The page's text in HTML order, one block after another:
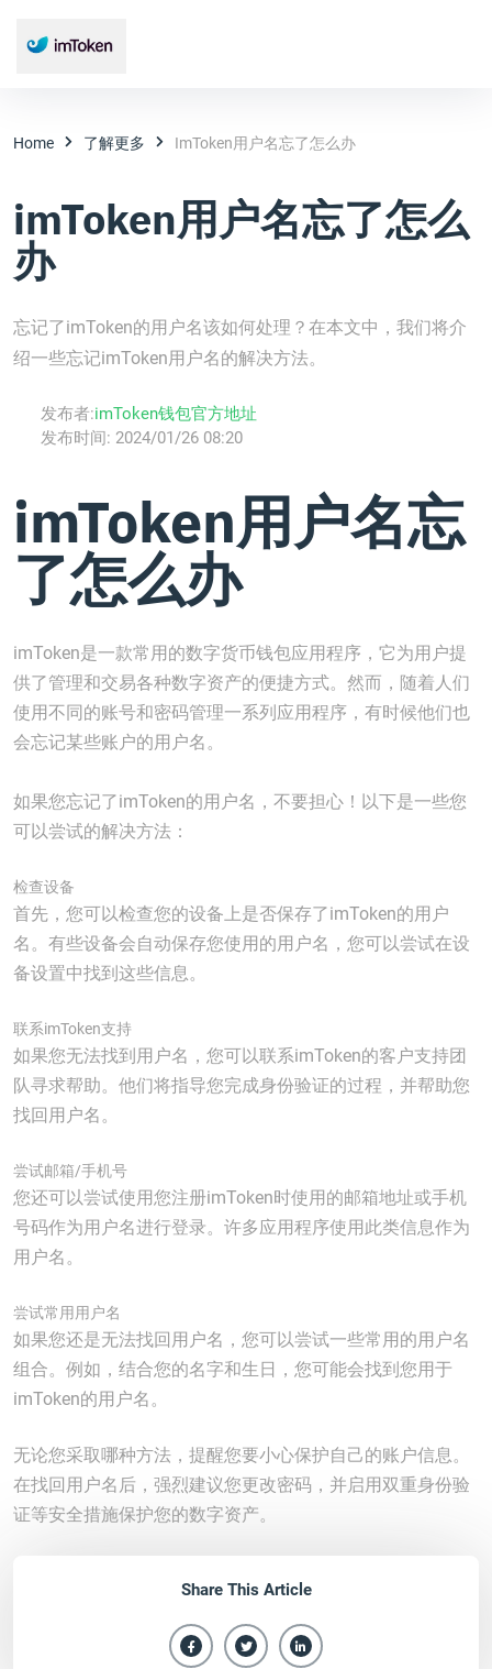
Home 了解更多 ImToken用户名忘了怎么办
imToken用户名忘了怎么
办
忘记了imToken的用户名该如何处理？在本文中，我们将介
绍一些忘记imToken用户名的解决方法。
发布者:imToken钱包官方地址
发布时间: 2024/01/26 08:20
imToken用户名忘
了怎么办
imToken是一款常用的数字货币钱包应用程序，它为用户提
供了管理和交易各种数字资产的便捷方式。然而，随着人们
使用不同的账号和密码管理一系列应用程序，有时候他们也
会忘记某些账户的用户名。
如果您忘记了imToken的用户名，不要担心！以下是一些您
可以尝试的解决方法：
检查设备
首先，您可以检查您的设备上是否保存了imToken的用户
名。有些设备会自动保存您使用的用户名，您可以尝试在设
备设置中找到这些信息。
联系imToken支持
如果您无法找到用户名，您可以联系imToken的客户支持团
队寻求帮助。他们将指导您完成身份验证的过程，并帮助您
找回用户名。
尝试邮箱/手机号
您还可以尝试使用您注册imToken时使用的邮箱地址或手机
号码作为用户名进行登录。许多应用程序使用此类信息作为
用户名。
尝试常用用户名
如果您还是无法找回用户名，您可以尝试一些常用的用户名
组合。例如，结合您的名字和生日，您可能会找到您用于
imToken的用户名。
无论您采取哪种方法，提醒您要小心保护自己的账户信息。
在找回用户名后，强烈建议您更改密码，并启用双重身份验
证等安全措施保护您的数字资产。
Share This Article